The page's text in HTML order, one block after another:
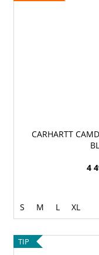
CARHARTT
4
S M L XL
TIP